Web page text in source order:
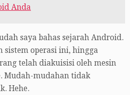
Anda
saya bahas sejarah Android.
sistem operasi ini, hingga
telah diakuisisi oleh mesin
Mudah-mudahan tidak
Hehe.